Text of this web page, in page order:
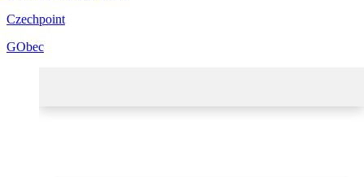
Czechpoint
GObec